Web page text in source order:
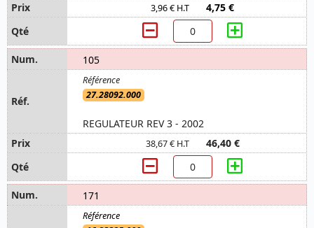
3,96 € H.T 4,75 €
105
27.28092.000
REGULATEUR REV 3 - 2002
38,67 € H.T 46,40 €
171